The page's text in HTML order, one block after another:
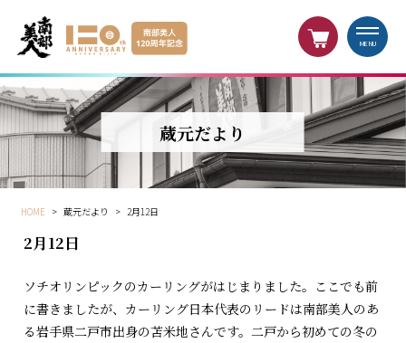
MENU
蔵元だより
HOME > 蔵元だより > 2月12日
2月12日
ソチオリンピックのカーリングがはじまりました。ここでも前
に書きましたが、カーリング日本代表のリードは南部美人のあ
る岩手県二戸市出身の苫米地さんです。二戸から初めての冬の